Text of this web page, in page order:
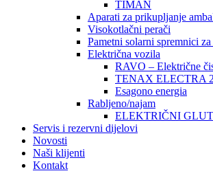
TIMAN
Aparati za prikupljanje
Visokotlačni perači
Pametni solarni spremnici za
Električna vozila
RAVO – Električne
TENAX ELECTRA
Esagono energia
Rabljeno/najam
ELEKTRIČNI
Servis i rezervni dijelovi
Novosti
Naši klijenti
Kontakt